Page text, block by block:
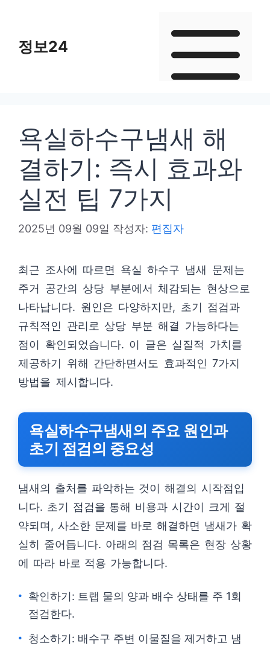
정보24
욕실하수구냄새 해
결하기: 즉시 효과와
실전 팁 7가지
2025년 09월 09일 작성자: 편집자
최근 조사에 따르면 욕실 하수구 냄새 문제는
주거 공간의 상당 부분에서 체감되는 현상으로
나타납니다. 원인은 다양하지만, 초기 점검과
규칙적인 관리로 상당 부분 해결 가능하다는
점이 확인되었습니다. 이 글은 실질적 가치를
제공하기 위해 간단하면서도 효과적인 7가지
방법을 제시합니다.
욕실하수구냄새의 주요 원인과
초기 점검의 중요성
냄새의 출처를 파악하는 것이 해결의 시작점입
니다. 초기 점검을 통해 비용과 시간이 크게 절
약되며, 사소한 문제를 바로 해결하면 냄새가 확
실히 줄어듭니다. 아래의 점검 목록은 현장 상황
에 따라 바로 적용 가능합니다.
확인하기: 트랩 물의 양과 배수 상태를 주 1회
점검한다.
청소하기: 배수구 주변 이물질을 제거하고 냄